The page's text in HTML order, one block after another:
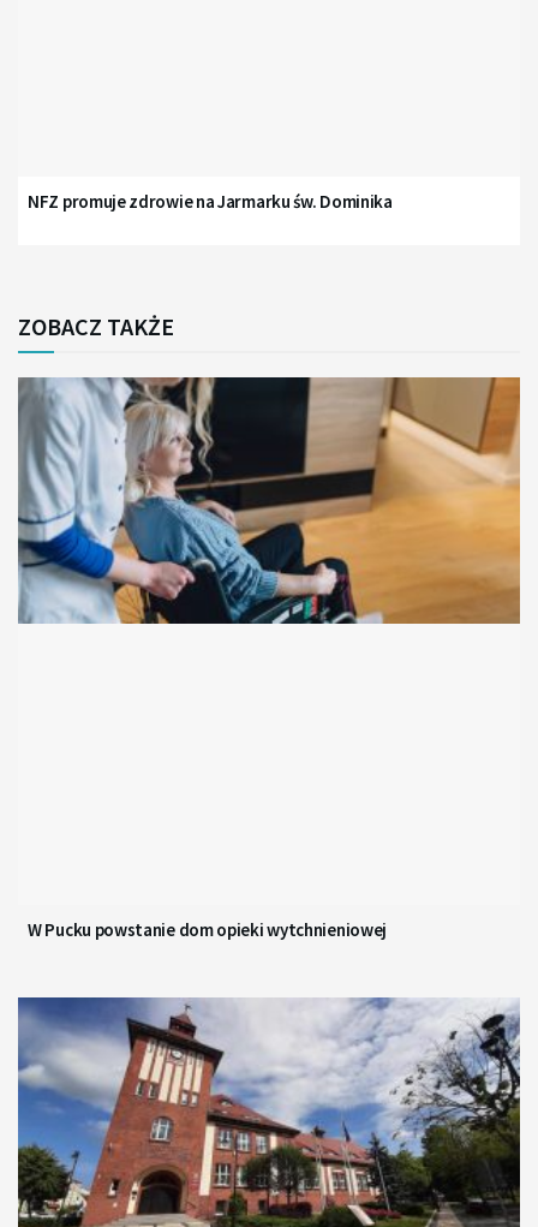
NFZ promuje zdrowie na Jarmarku św. Dominika
ZOBACZ TAKŻE
W Pucku powstanie dom opieki wytchnieniowej